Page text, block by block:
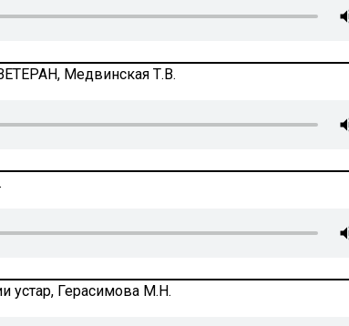
Медвинская Т.В.
устар, Герасимова М.Н.